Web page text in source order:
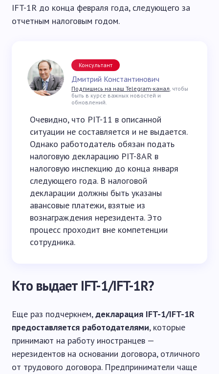
IFT-1R до конца февраля года, следующего за
отчетным налоговым годом.
Консультант
Дмитрий Константинович
Подпишись на наш Telegram-канал, чтобы
быть в курсе важных новостей и
обновлений.
Очевидно, что PIT-11 в описанной
ситуации не составляется и не выдается.
Однако работодатель обязан подать
налоговую декларацию PIT-8AR в
налоговую инспекцию до конца января
следующего года. В налоговой
декларации должны быть указаны
авансовые платежи, взятые из
вознаграждения нерезидента. Это
процесс проходит вне компетенции
сотрудника.
Кто выдает IFT-1/IFT-1R?
Еще раз подчеркнем,декларация IFT-1/IFT-1R
предоставляется работодателями, которые
принимают на работу иностранцев —
нерезидентов на основании договора, отличного
от трудового договора. Предприниматели чаще